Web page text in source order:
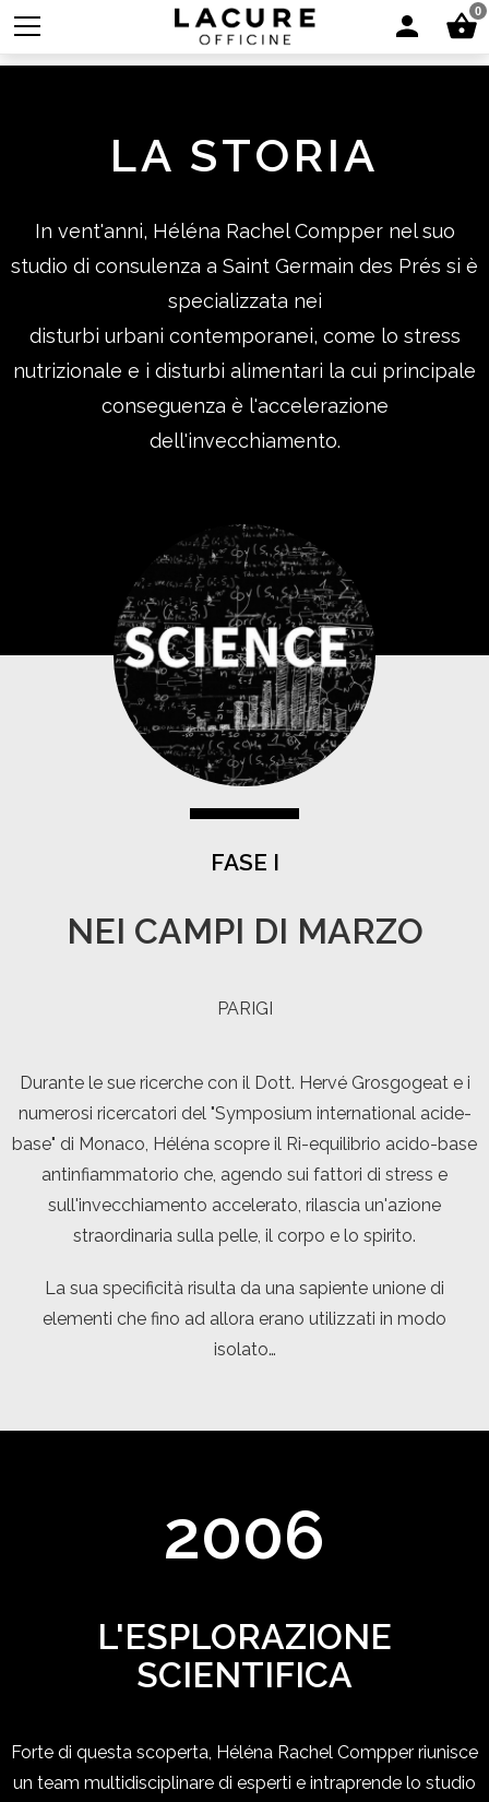
LA STORIA
In vent'anni, Héléna Rachel Compper nel suo
studio di consulenza a Saint Germain des Prés si è
specializzata nei
disturbi urbani contemporanei, come lo stress
nutrizionale e i disturbi alimentari la cui principale
conseguenza è l'accelerazione
dell'invecchiamento.
FASE I
NEI CAMPI DI MARZO
PARIGI
Durante le sue ricerche con il Dott. Hervé Grosgogeat e i
numerosi ricercatori del "Symposium international acide-
base" di Monaco, Héléna scopre il Ri-equilibrio acido-base
antinfiammatorio che, agendo sui fattori di stress e
sull'invecchiamento accelerato, rilascia un'azione
straordinaria sulla pelle, il corpo e lo spirito.
La sua specificità risulta da una sapiente unione di
elementi che fino ad allora erano utilizzati in modo
isolato…
2006
L'ESPLORAZIONE
SCIENTIFICA
Forte di questa scoperta, Héléna Rachel Compper riunisce
un team multidisciplinare di esperti e intraprende lo studio
0